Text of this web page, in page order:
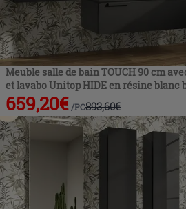
Meuble salle de bain TOUCH 90 cm
et lavabo Unitop HIDE en résine blanc
659,20€ /PC893,60€